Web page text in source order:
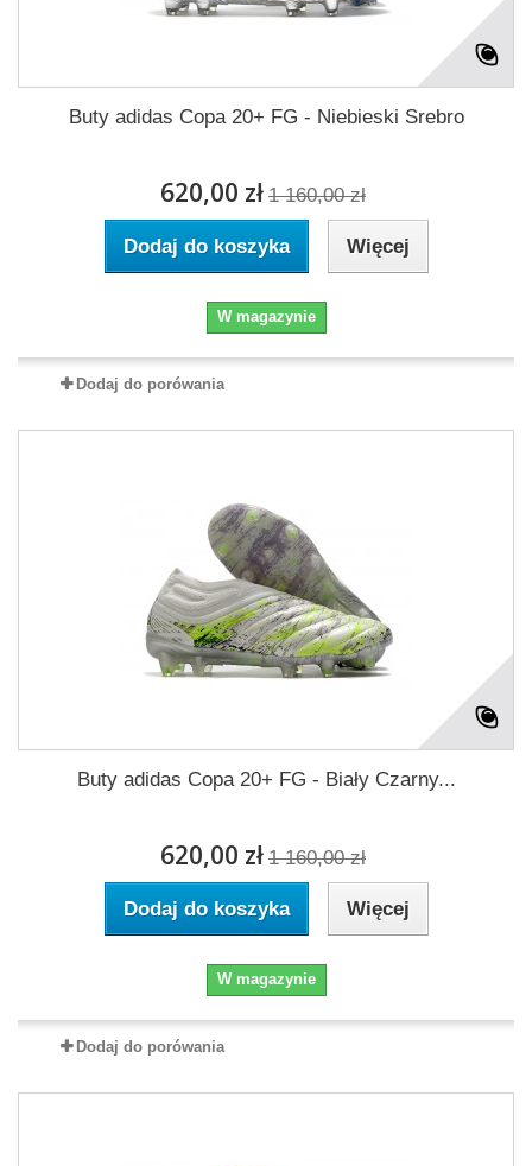
Buty adidas Copa 20+ FG - Niebieski Srebro
620,00 zł 1 160,00 zł
Dodaj do koszyka Więcej
W magazynie
Dodaj do porówania
Buty adidas Copa 20+ FG - Biały Czarny...
620,00 zł 1 160,00 zł
Dodaj do koszyka Więcej
W magazynie
Dodaj do porówania